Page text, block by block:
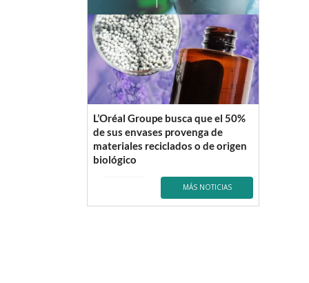
L’Oréal Groupe busca que el 50%
de sus envases provenga de
materiales reciclados o de origen
biológico
MÁS NOTICIAS